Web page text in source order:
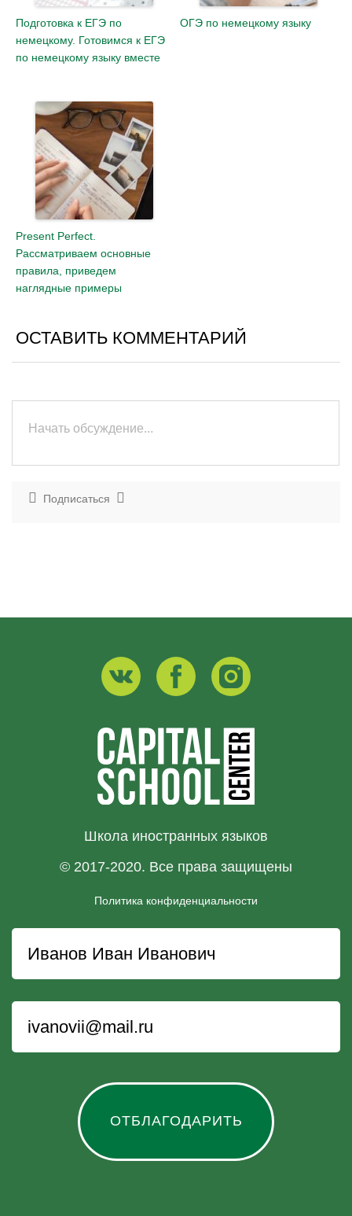
Подготовка к ЕГЭ по
немецкому. Готовимся к ЕГЭ
по немецкому языку вместе
ОГЭ по немецкому языку
Present Perfect.
Рассматриваем основные
правила, приведем
наглядные примеры
ОСТАВИТЬ КОММЕНТАРИЙ
Подписаться
Школа иностранных языков
© 2017-2020. Все права защищены
Политика конфиденциальности
ОТБЛАГОДАРИТЬ